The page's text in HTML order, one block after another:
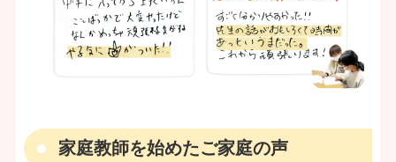
家庭教師を始めたご家庭の声